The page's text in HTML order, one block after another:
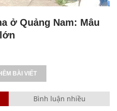
ở Quảng Nam: Mâu
BÀI VIẾT
Bình luận nhiều